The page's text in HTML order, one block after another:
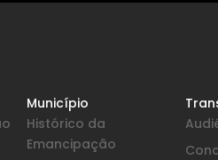
Município
Histórico da
Emancipação